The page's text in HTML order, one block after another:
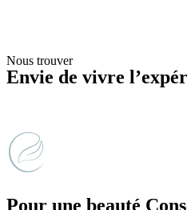
Nous trouver
Envie de vivre
Pour une beauté